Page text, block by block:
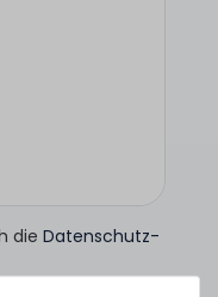
die Daten­schutz­